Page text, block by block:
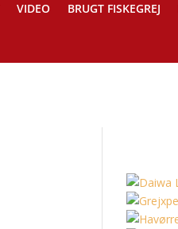
VIDEO BRUGT FISKEGREJ